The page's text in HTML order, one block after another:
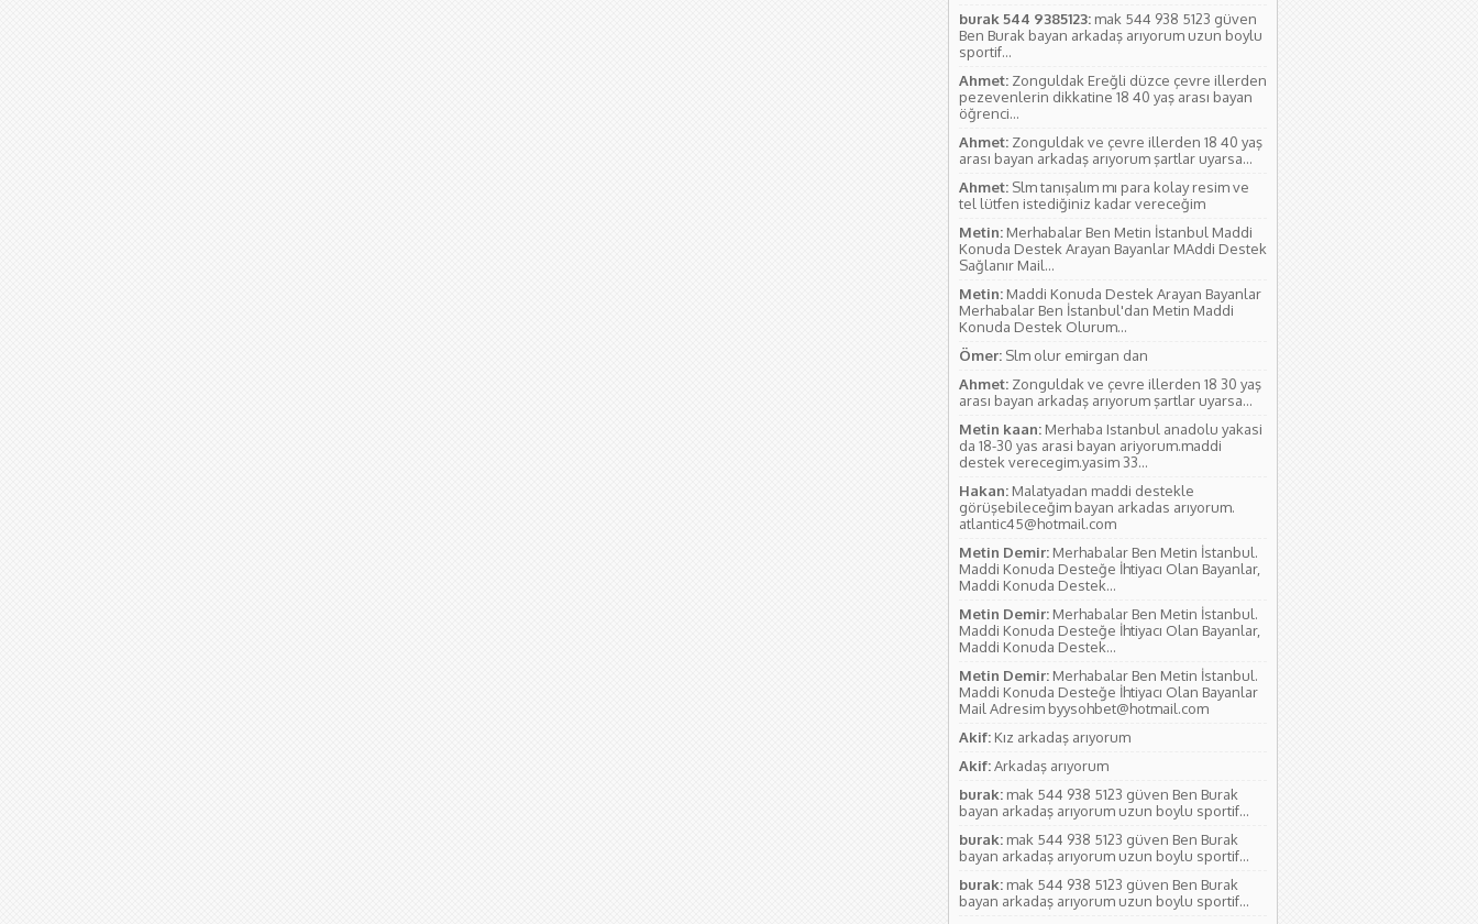
burak 544 9385123: mak 544 938 5123 güven
Ben Burak bayan arkadaş arıyorum uzun boylu
sportif...
Ahmet: Zonguldak Ereğli düzce çevre illerden
pezevenlerin dikkatine 18 40 yaş arası bayan
öğrenci...
Ahmet: Zonguldak ve çevre illerden 18 40 yaş
arası bayan arkadaş arıyorum şartlar uyarsa...
Ahmet: Slm tanışalım mı para kolay resim ve
tel lütfen istediğiniz kadar vereceğim
Metin: Merhabalar Ben Metin İstanbul Maddi
Konuda Destek Arayan Bayanlar MAddi Destek
Sağlanır Mail...
Metin: Maddi Konuda Destek Arayan Bayanlar
Merhabalar Ben İstanbul'dan Metin Maddi
Konuda Destek Olurum...
Ömer: Slm olur emirgan dan
Ahmet: Zonguldak ve çevre illerden 18 30 yaş
arası bayan arkadaş arıyorum şartlar uyarsa...
Metin kaan: Merhaba Istanbul anadolu yakasi
da 18-30 yas arasi bayan ariyorum.maddi
destek verecegim.yasim 33...
Hakan: Malatyadan maddi destekle
görüşebileceğim bayan arkadas arıyorum.
atlantic45@hotmail.com
Metin Demir: Merhabalar Ben Metin İstanbul.
Maddi Konuda Desteğe İhtiyacı Olan Bayanlar,
Maddi Konuda Destek...
Metin Demir: Merhabalar Ben Metin İstanbul.
Maddi Konuda Desteğe İhtiyacı Olan Bayanlar,
Maddi Konuda Destek...
Metin Demir: Merhabalar Ben Metin İstanbul.
Maddi Konuda Desteğe İhtiyacı Olan Bayanlar
Mail Adresim byysohbet@hotmail.com
Akif: Kız arkadaş arıyorum
Akif:Arkadaş arıyorum
burak: mak 544 938 5123 güven Ben Burak
bayan arkadaş arıyorum uzun boylu sportif...
burak: mak 544 938 5123 güven Ben Burak
bayan arkadaş arıyorum uzun boylu sportif...
burak: mak 544 938 5123 güven Ben Burak
bayan arkadaş arıyorum uzun boylu sportif...